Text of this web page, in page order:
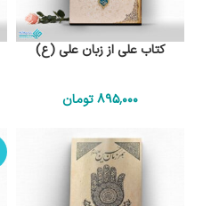
کتاب علی از زبان علی (ع)
895٬000تومان